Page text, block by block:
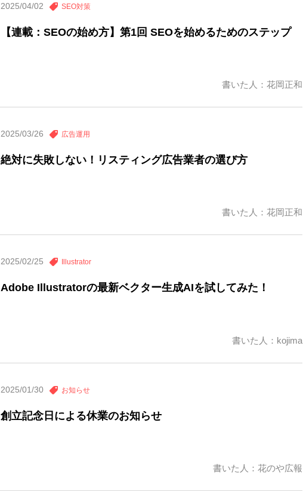
2025/04/02 SEO対策
【連載：SEOの始め方】第1回 SEOを始めるためのステップ
書いた人：花岡正和
2025/03/26 広告運用
絶対に失敗しない！リスティング広告業者の選び方
書いた人：花岡正和
2025/02/25 Illustrator
Adobe Illustratorの最新ベクター生成AIを試してみた！
書いた人：kojima
2025/01/30 お知らせ
創立記念日による休業のお知らせ
書いた人：花のや広報